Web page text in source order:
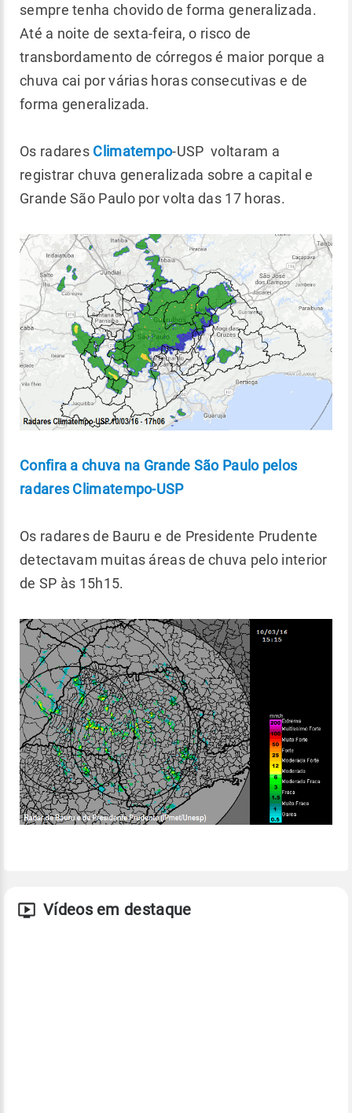
sempre tenha chovido de forma generalizada.
Até a noite de sexta-feira, o risco de
transbordamento de córregos é maior porque a
chuva cai por várias horas consecutivas e de
forma generalizada.
Os radares Climatempo-USP voltaram a
registrar chuva generalizada sobre a capital e
Grande São Paulo por volta das 17 horas.
Confira a chuva na Grande São Paulo pelos
radares Climatempo-USP
Os radares de Bauru e de Presidente Prudente
detectavam muitas áreas de chuva pelo interior
de SP às 15h15.
Vídeos em destaque